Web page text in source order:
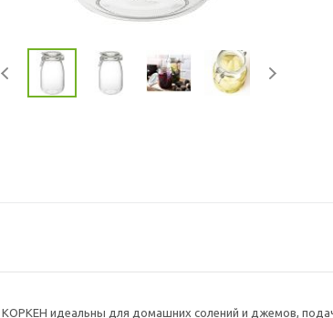
КОРКЕН идеальны для домашних солений и джемов,